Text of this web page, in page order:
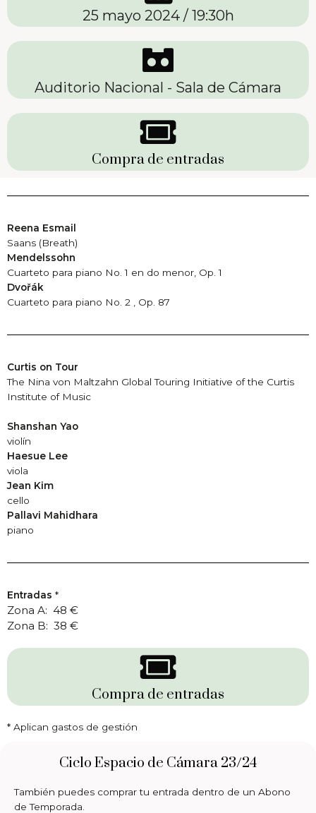
25 mayo 2024 / 19:30h
Auditorio Nacional - Sala de Cámara
Compra de entradas
Reena Esmail
Saans (Breath)
Mendelssohn
Cuarteto para piano No. 1 en do menor, Op. 1
Dvořák
Cuarteto para piano No. 2 , Op. 87
Curtis on Tour
The Nina von Maltzahn Global Touring Initiative of the Curtis
Institute of Music
Shanshan Yao
violín
Haesue Lee
viola
Jean Kim
cello
Pallavi Mahidhara
piano
Entradas *
Zona A: 48 €
Zona B: 38 €
Compra de entradas
* Aplican gastos de gestión
Ciclo Espacio de Cámara 23/24
También puedes comprar tu entrada dentro de un Abono
de Temporada.